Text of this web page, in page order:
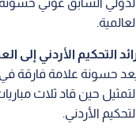
التحكيم الأردني إلى
الأردني.